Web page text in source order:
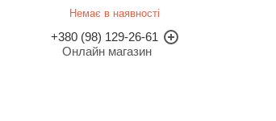
Немає в наявності
+380 (98) 129-26-61
Онлайн магазин